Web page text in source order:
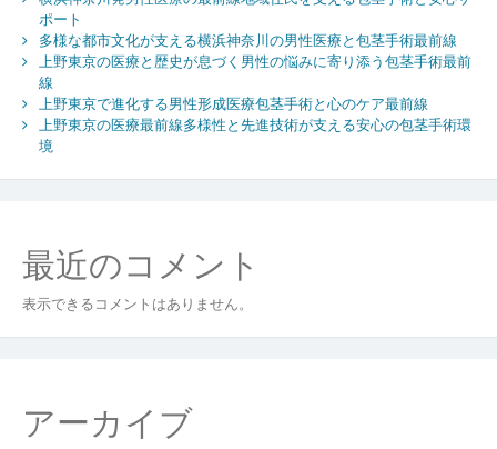
寄
り
添
う
制
の
魅
ポート
多様な都市文化が支える横浜神奈川の男性医療と包茎手術最前線
上野東京の医療と歴史が息づく男性の悩みに寄り添う包茎手術最前
線
上野東京で進化する男性形成医療包茎手術と心のケア最前線
上野東京の医療最前線多様性と先進技術が支える安心の包茎手術環
境
最近のコメント
表示できるコメントはありません。
アーカイブ